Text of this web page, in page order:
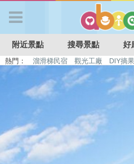
APP登入
首 頁
搜尋景點
好康優惠
附近景點 搜尋景點 好
熱門： 溜滑梯民宿 觀光工廠 DIY摘果
特色遊戲場
親子住房優惠 台北親子餐廳